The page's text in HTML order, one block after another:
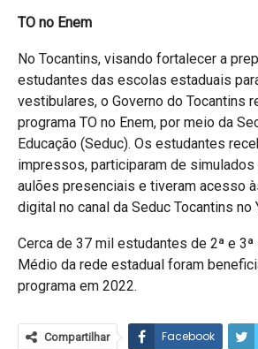
TO no Enem
No Tocantins, visando fortalecer a
estudantes das escolas estaduais
vestibulares, o Governo do Tocantins
programa TO no Enem, por meio da
Educação (Seduc). Os estudantes
impressos, participaram de
aulões presenciais e tiveram acesso
digital no canal da Seduc Tocantins no
Cerca de 37 mil estudantes de 2ª e
Médio da rede estadual foram
programa em 2022.
Compartilhar Facebook